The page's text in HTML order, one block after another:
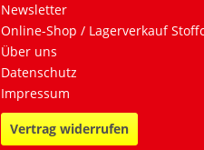
Newsletter
Online-Shop / Lagerverkauf
Über uns
Datenschutz
Impressum
Vertrag widerrufen